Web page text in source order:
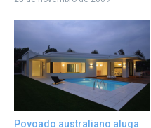
Povoado australiano aluga